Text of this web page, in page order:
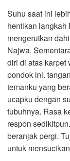
Suhu saat ini
hentikan
mengerutkan
Najwa.
diri di atas karpet
pondok ini.
temanku yang
ucapku dengan
tubuhnya. Rasa
respon
beranjak pergi.
untuk